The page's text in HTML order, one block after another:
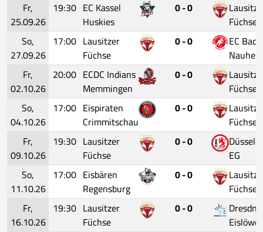
Fr,
25.09.26
19:30 EC Kassel
Huskies
0 - 0
Füchse
So,
27.09.26
17:00 Lausitzer
Füchse
0 - 0
EC Bad
Fr,
02.10.26
20:00 ECDC Indians
Memmingen
0 - 0
Füchse
So,
04.10.26
17:00 Eispiraten
Crimmitschau
0 - 0
Füchse
Fr,
09.10.26
19:30 Lausitzer
Füchse
0 - 0
EG
So,
11.10.26
17:00 Eisbären
Regensburg
0 - 0
Füchse
Fr,
16.10.26
19:30 Lausitzer
Füchse
0 - 0